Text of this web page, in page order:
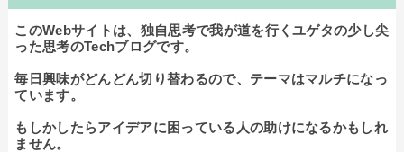
このWebサイトは、独自思考で我が道を行くユゲタの少し尖
った思考のTechブログです。
毎日興味がどんどん切り替わるので、テーマはマルチになっ
ています。
もしかしたらアイデアに困っている人の助けになるかもしれ
ません。